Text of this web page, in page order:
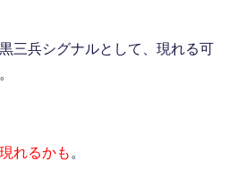
三兵シグナルとして、現れる可
れるかも 。